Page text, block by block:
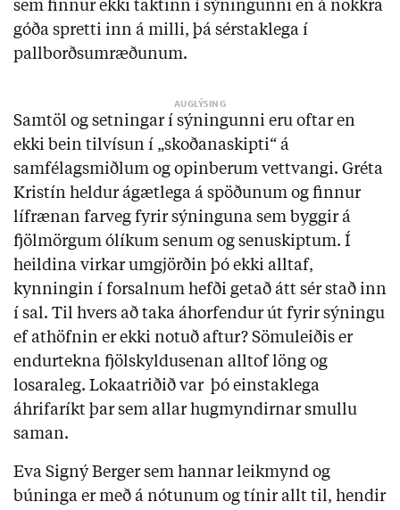
sem finnur ekki taktinn í sýningunni en á nokkra
góða spretti inn á milli, þá sérstaklega í
pallborðsumræðunum.
Samtöl og setningar í sýningunni eru oftar en
ekki bein tilvísun í „skoðanaskipti“ á
samfélagsmiðlum og opinberum vettvangi. Gréta
Kristín heldur ágætlega á spöðunum og finnur
lífrænan farveg fyrir sýninguna sem byggir á
fjölmörgum ólíkum senum og senuskiptum. Í
heildina virkar umgjörðin þó ekki alltaf,
kynningin í forsalnum hefði getað átt sér stað inn
í sal. Til hvers að taka áhorfendur út fyrir sýningu
ef athöfnin er ekki notuð aftur? Sömuleiðis er
endurtekna fjölskyldusenan alltof löng og
losaraleg. Lokaatriðið var þó einstaklega
áhrifaríkt þar sem allar hugmyndirnar smullu
saman.
Eva Signý Berger sem hannar leikmynd og
búninga er með á nótunum og tínir allt til, hendir